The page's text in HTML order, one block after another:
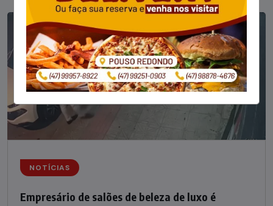
NOTÍCIAS
Empresário de salões de beleza de luxo é